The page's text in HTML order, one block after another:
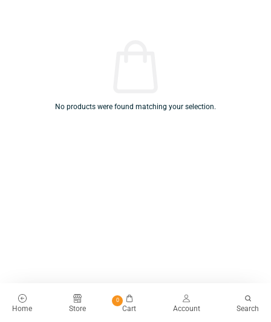
No products were found matching your selection.
Home Store
0
Cart Account Search